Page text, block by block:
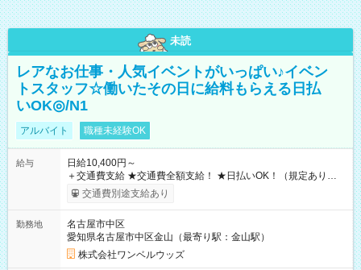
未読
レアなお仕事・人気イベントがいっぱい♪イベン
トスタッフ☆働いたその日に給料もらえる日払
いOK◎/N1
アルバイト 職種未経験OK
給与
日給10,400円～
＋交通費支給 ★交通費全額支給！ ★日払いOK！（規定あり） ┗
働いたその日に現金GET♪ お仕事後はコンビニATMから 日払
交通費別途支給あり
勤務地
名古屋市中区
愛知県名古屋市中区金山（最寄り駅：金山駅）
株式会社ワンベルウッズ